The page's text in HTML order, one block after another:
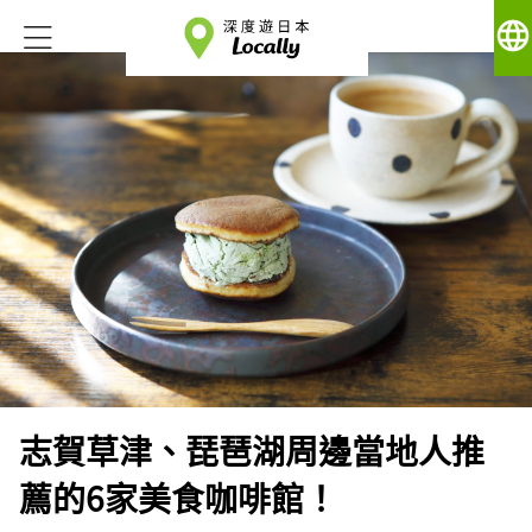
language
志賀草津、琵琶湖周邊當地人推
薦的6家美食咖啡館！